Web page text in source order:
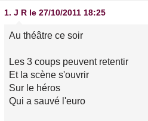
1. J R le 27/10/2011 18:25
Au théâtre ce soir
Les 3 coups peuvent retentir
Et la scène s'ouvrir
Sur le héros
Qui a sauvé l'euro